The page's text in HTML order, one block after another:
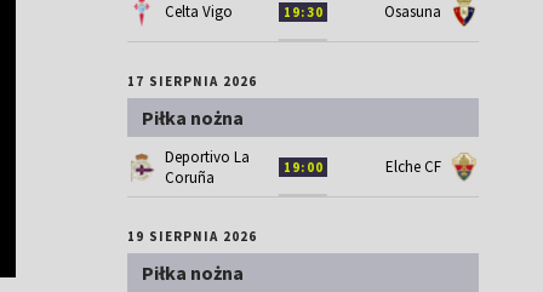
Celta Vigo 19:30 Osasuna
17 SIERPNIA 2026
Piłka nożna
Deportivo La
Coruña
19:00 Elche CF
19 SIERPNIA 2026
Piłka nożna